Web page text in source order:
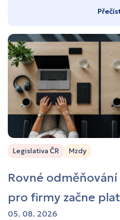
Legislativa ČR Mzdy
Rovné
pro firmy začne
05. 08. 2026